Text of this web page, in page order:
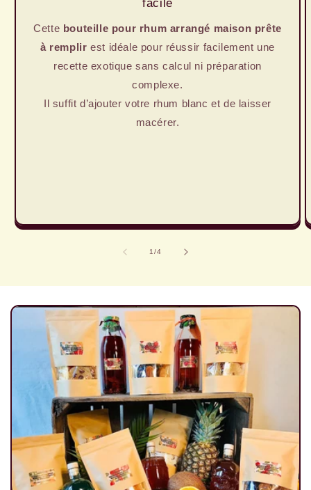
facile
Cette bouteille pour rhum arrangé maison prête
à remplir est idéale pour réussir facilement une
recette exotique sans calcul ni préparation
complexe.
Il suffit d’ajouter votre rhum blanc et de laisser
macérer.
1/de4